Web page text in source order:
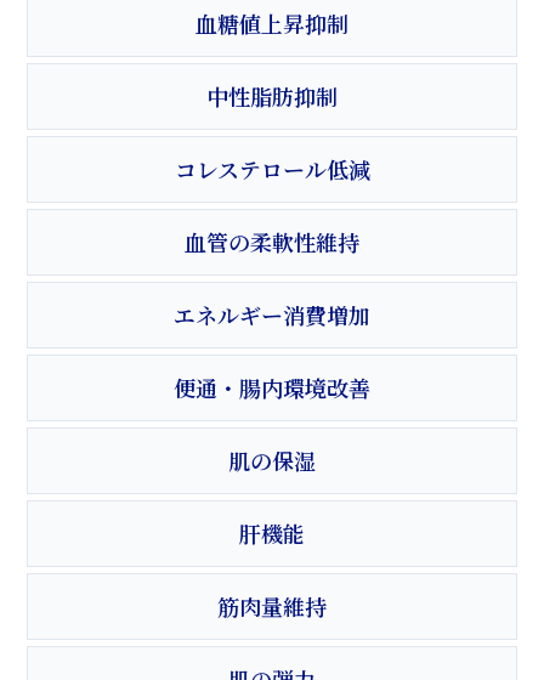
血糖値上昇抑制
中性脂肪抑制
コレステロール低減
血管の柔軟性維持
エネルギー消費増加
便通・腸内環境改善
肌の保湿
肝機能
筋肉量維持